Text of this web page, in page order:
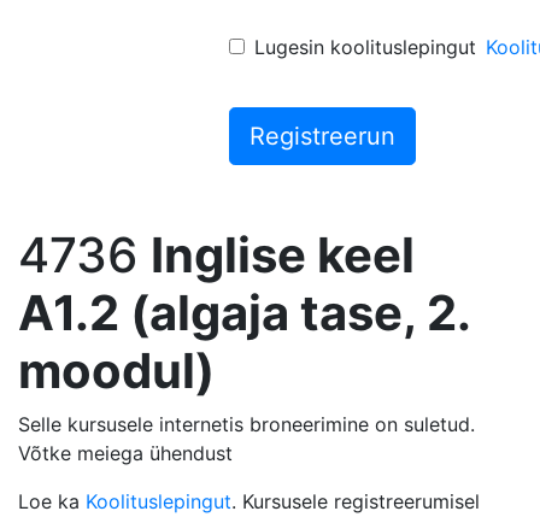
Lugesin koolituslepingut
4736 Inglise keel
A1.2 (algaja tase, 2.
moodul)
Selle kursusele internetis broneerimine on suletud.
Võtke meiega ühendust
Loe ka Koolituslepingut. Kursusele registreerumisel